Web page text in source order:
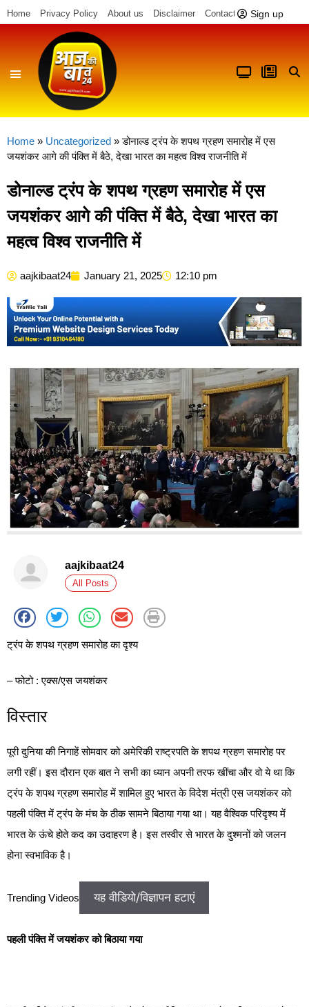
Home Privacy Policy About us Disclaimer Contact us Sign up
Home » Uncategorized »डोनाल्ड ट्रंप के शपथ ग्रहण समारोह में एस
जयशंकर आगे की पंक्ति में बैठे, देखा भारत का महत्व विश्व राजनीति में
डोनाल्ड ट्रंप के शपथ ग्रहण समारोह में एस
जयशंकर आगे की पंक्ति में बैठे, देखा भारत का
महत्व विश्व राजनीति में
aajkibaat24 January 21, 2025 12:10 pm
aajkibaat24
All Posts
ट्रंप के शपथ ग्रहण समारोह का दृश्य
– फोटो : एक्स/एस जयशंकर
विस्तार
पूरी दुनिया की निगाहें सोमवार को अमेरिकी राष्ट्रपति के शपथ ग्रहण समारोह पर
लगी रहीं। इस दौरान एक बात ने सभी का ध्यान अपनी तरफ खींचा और वो ये था कि
ट्रंप के शपथ ग्रहण समारोह में शामिल हुए भारत के विदेश मंत्री एस जयशंकर को
पहली पंक्ति में ट्रंप के मंच के ठीक सामने बिठाया गया था। यह वैश्विक परिदृश्य में
भारत के ऊंचे होते कद का उदाहरण है। इस तस्वीर से भारत के दुश्मनों को जलन
होना स्वभाविक है।
Trending Videos यह वीडियो/विज्ञापन हटाएं
पहली पंक्ति में जयशंकर को बिठाया गया